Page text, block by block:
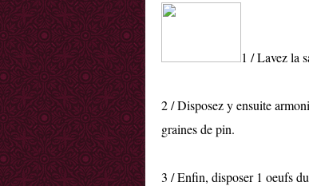
1 / Lavez la
2 / Disposez y ensuite
graines de pin.
3 / Enfin, disposer 1 oeufs